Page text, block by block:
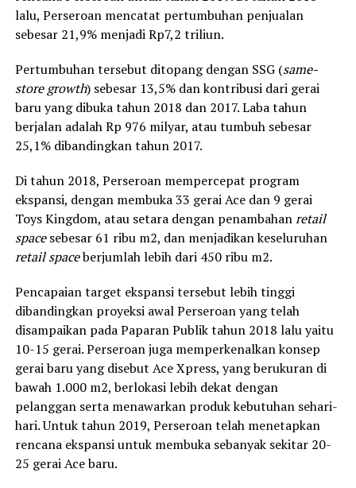
lalu, Perseroan mencatat pertumbuhan penjualan
sebesar 21,9% menjadi Rp7,2 triliun.
Pertumbuhan tersebut ditopang dengan SSG (same-
store growth) sebesar 13,5% dan kontribusi dari gerai
baru yang dibuka tahun 2018 dan 2017. Laba tahun
berjalan adalah Rp 976 milyar, atau tumbuh sebesar
25,1% dibandingkan tahun 2017.
Di tahun 2018, Perseroan mempercepat program
ekspansi, dengan membuka 33 gerai Ace dan 9 gerai
Toys Kingdom, atau setara dengan penambahanretail
spacesebesar 61 ribu m2, dan menjadikan keseluruhan
retail spaceberjumlah lebih dari 450 ribu m2.
Pencapaian target ekspansi tersebut lebih tinggi
dibandingkan proyeksi awal Perseroan yang telah
disampaikan pada Paparan Publik tahun 2018 lalu yaitu
10-15 gerai. Perseroan juga memperkenalkan konsep
gerai baru yang disebut Ace Xpress, yang berukuran di
bawah 1.000 m2, berlokasi lebih dekat dengan
pelanggan serta menawarkan produk kebutuhan sehari-
hari. Untuk tahun 2019, Perseroan telah menetapkan
rencana ekspansi untuk membuka sebanyak sekitar 20-
25 gerai Ace baru.